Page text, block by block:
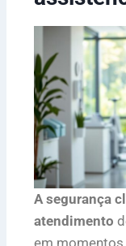
A segurança
atendimento